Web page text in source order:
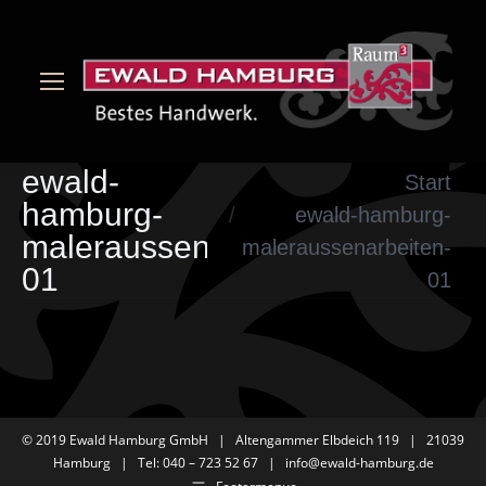
ewald-
hamburg-
maleraussenarbeiten-
01
Start
ewald-hamburg-
maleraussenarbeiten-
01
© 2019 Ewald Hamburg GmbH | Altengammer Elbdeich 119 | 21039
Hamburg | Tel: 040 – 723 52 67 | info@ewald-hamburg.de